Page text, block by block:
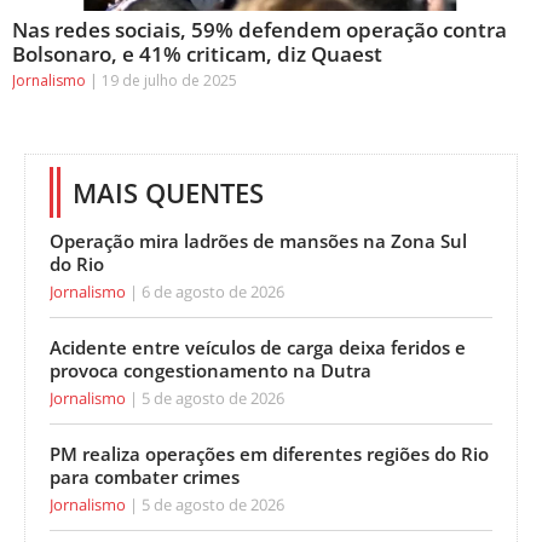
Nas redes sociais, 59% defendem operação contra
Bolsonaro, e 41% criticam, diz Quaest
Jornalismo 19 de julho de 2025
MAIS QUENTES
Operação mira ladrões de mansões na Zona Sul
do Rio
Jornalismo 6 de agosto de 2026
Acidente entre veículos de carga deixa feridos e
provoca congestionamento na Dutra
Jornalismo 5 de agosto de 2026
PM realiza operações em diferentes regiões do Rio
para combater crimes
Jornalismo 5 de agosto de 2026